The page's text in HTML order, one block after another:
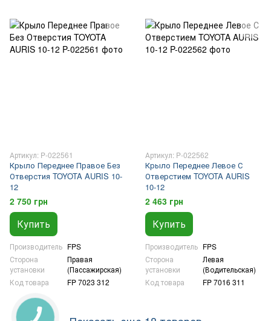
Артикул: P-022561
Крыло Переднее Правое Без
Отверстия TOYOTA AURIS 10-
12
2 750 грн
Купить
Производитель FPS
Сторона
установки
Правая
(Пассажирская)
Код товара
FP 7023 312
Артикул: P-022562
Крыло Переднее Левое С
Отверстием TOYOTA AURIS
10-12
2 463 грн
Купить
Производитель FPS
Сторона
установки
Левая
(Водительская)
Код товара
FP 7016 311